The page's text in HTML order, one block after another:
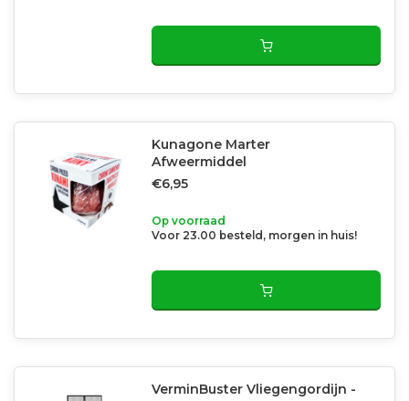
Kunagone Marter
Afweermiddel
€6,95
Op voorraad
Voor 23.00 besteld, morgen in huis!
VerminBuster Vliegengordijn -